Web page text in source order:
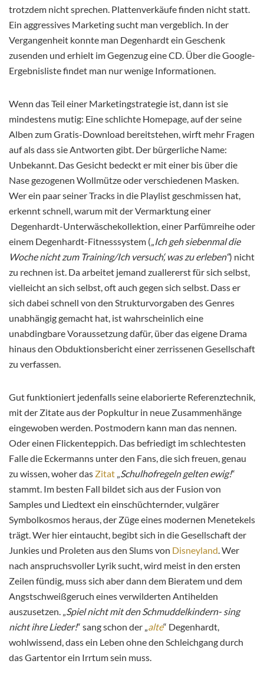
trotzdem nicht sprechen. Plattenverkäufe finden nicht statt.
Ein aggressives Marketing sucht man vergeblich. In der
Vergangenheit konnte man Degenhardt ein Geschenk
zusenden und erhielt im Gegenzug eine CD. Über die Google-
Ergebnisliste findet man nur wenige Informationen.
Wenn das Teil einer Marketingstrategie ist, dann ist sie
mindestens mutig: Eine schlichte Homepage, auf der seine
Alben zum Gratis-Download bereitstehen, wirft mehr Fragen
auf als dass sie Antworten gibt. Der bürgerliche Name:
Unbekannt. Das Gesicht bedeckt er mit einer bis über die
Nase gezogenen Wollmütze oder verschiedenen Masken.
Wer ein paar seiner Tracks in die Playlist geschmissen hat,
erkennt schnell, warum mit der Vermarktung einer
Degenhardt-Unterwäschekollektion, einer Parfümreihe oder
einem Degenhardt-Fitnesssystem („ Ich geh siebenmal die
Woche nicht zum Training/Ich versuch‘, was zu erleben“) nicht
zu rechnen ist. Da arbeitet jemand zuallererst für sich selbst,
vielleicht an sich selbst, oft auch gegen sich selbst. Dass er
sich dabei schnell von den Strukturvorgaben des Genres
unabhängig gemacht hat, ist wahrscheinlich eine
unabdingbare Voraussetzung dafür, über das eigene Drama
hinaus den Obduktionsbericht einer zerrissenen Gesellschaft
zu verfassen.
Gut funktioniert jedenfalls seine elaborierte Referenztechnik,
mit der Zitate aus der Popkultur in neue Zusammenhänge
eingewoben werden. Postmodern kann man das nennen.
Oder einen Flickenteppich. Das befriedigt im schlechtesten
Falle die Eckermanns unter den Fans, die sich freuen, genau
zu wissen, woher das Zitat Schulhofregeln gelten ewig!“
stammt. Im besten Fall bildet sich aus der Fusion von
Samples und Liedtext ein einschüchternder, vulgärer
Symbolkosmos heraus, der Züge eines modernen Menetekels
trägt. Wer hier eintaucht, begibt sich in die Gesellschaft der
Junkies und Proleten aus den Slums von Disneyland . Wer
nach anspruchsvoller Lyrik sucht, wird meist in den ersten
Zeilen fündig, muss sich aber dann dem Bieratem und dem
Angstschweißgeruch eines verwilderten Antihelden
auszusetzen. „ Spiel nicht mit den Schmuddelkindern- sing
nicht ihre Lieder!“ sang schon der „ alte“ Degenhardt,
wohlwissend, dass ein Leben ohne den Schleichgang durch
das Gartentor ein Irrtum sein muss.